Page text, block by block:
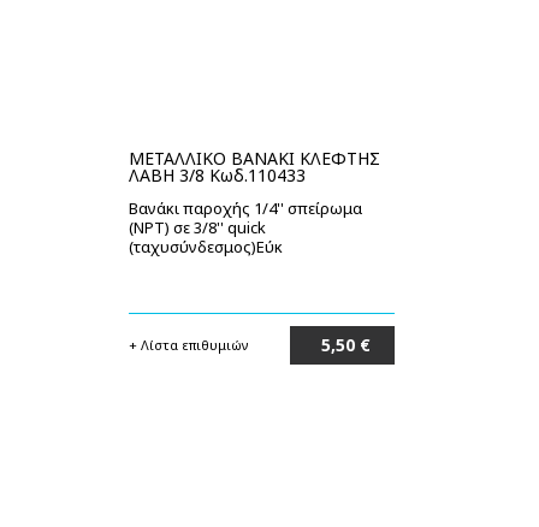
ΜΕΤΑΛΛΙΚΟ ΒΑΝΑΚΙ ΚΛΕΦΤΗΣ
ΛΑΒΗ 3/8 Κωδ.110433
Βανάκι παροχής 1/4'' σπείρωμα
(ΝΡΤ) σε 3/8'' quick
(ταχυσύνδεσμος)Εύκ
+ Λίστα επιθυμιών 5,50 €